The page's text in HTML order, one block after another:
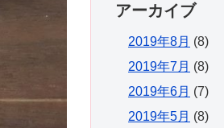
アーカイブ
2019年8月 (8)
2019年7月 (8)
2019年6月 (7)
2019年5月 (8)